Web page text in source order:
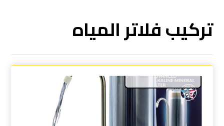
تركيب فلاتر المياه